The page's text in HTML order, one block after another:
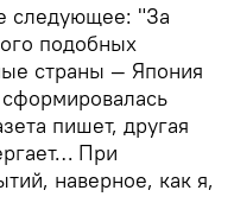
следующее: "За
подобных
страны — Япония
пишет, другая
При
наверное, как я,